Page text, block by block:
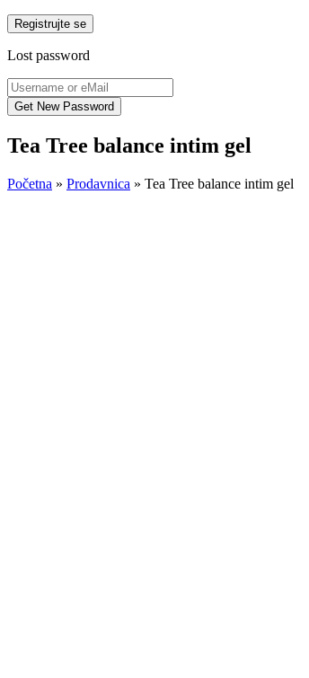
Registrujte se
Lost password
Tea Tree balance intim gel
Početna » Prodavnica » Tea Tree balance intim gel